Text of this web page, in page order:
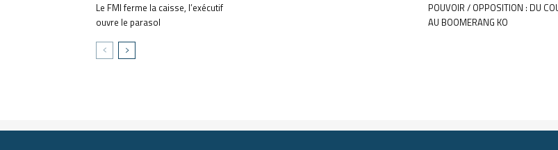
Le FMI ferme la caisse, l’exécutif
ouvre le parasol
POUVOIR / OPPOSITION : DU
AU BOOMERANG KO